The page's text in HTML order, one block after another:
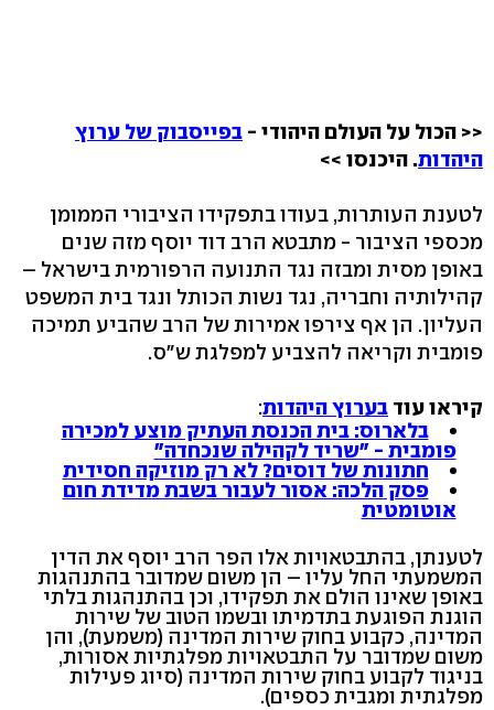
<< הכול על העולם היהודי - בפייסבוק של ערוץ
היהדות. היכנסו >>
לטענת העותרות, בעודו בתפקידו הציבורי הממומן
מכספי הציבור - מתבטא הרב דוד יוסף מזה שנים
באופן מסית ומבזה נגד התנועה הרפורמית בישראל –
קהילותיה וחבריה, נגד נשות הכותל ונגד בית המשפט
העליון. הן אף צירפו אמירות של הרב שהביע תמיכה
פומבית וקריאה להצביע למפלגת ש"ס.
קיראו עוד בערוץ היהדות:
בלארוס: בית הכנסת העתיק מוצע למכירה
פומבית - "שריד לקהילה שנכחדה"
חתונות של דוסים? לא רק מוזיקה חסידית
פסק הלכה: אסור לעבור בשבת מדידת חום
אוטומטית
לטענתן, בהתבטאויות אלו הפר הרב יוסף את הדין
המשמעתי החל עליו – הן משום שמדובר בהתנהגות
באופן שאינו הולם את תפקידו, וכן בהתנהגות בלתי
הוגנת הפוגעת בתדמיתו ובשמו הטוב של שירות
המדינה, כקבוע בחוק שירות המדינה (משמעת), והן
משום שמדובר על התבטאויות מפלגתיות אסורות,
בניגוד לקבוע בחוק שירות המדינה (סיוג פעילות
מפלגתית ומגבית כספים).